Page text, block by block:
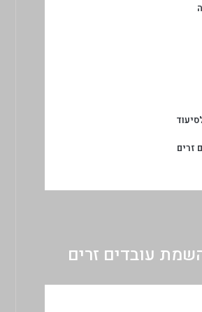
זרים
עובדים זרים